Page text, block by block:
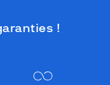
!